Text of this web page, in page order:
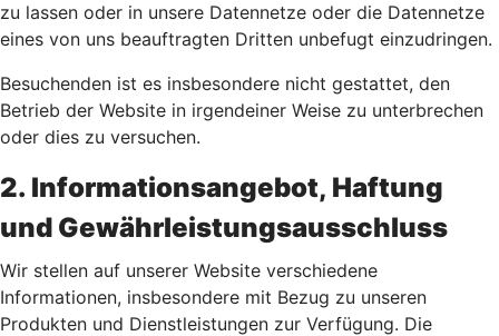
zu lassen oder in unsere Datennetze oder die Datennetze
eines von uns beauftragten Dritten unbefugt einzudringen.
Besuchenden ist es insbesondere nicht gestattet, den
Betrieb der Website in irgendeiner Weise zu unterbrechen
oder dies zu versuchen.
2. Informationsangebot, Haftung
und Gewährleistungsausschluss
Wir stellen auf unserer Website verschiedene
Informationen, insbesondere mit Bezug zu unseren
Produkten und Dienstleistungen zur Verfügung. Die